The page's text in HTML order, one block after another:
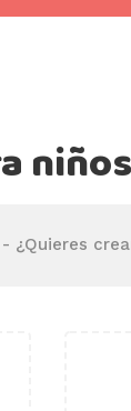
¿Quieres